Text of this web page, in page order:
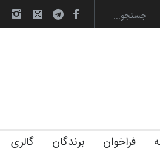
به یاد اردوغان باشول (۱۹۳۶–۲۰۲۶)
فراخوان برندگان گالری